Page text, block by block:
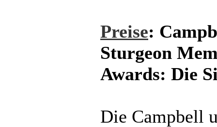
Preise:
Sturgeon
Awards: Die
Die Campbell